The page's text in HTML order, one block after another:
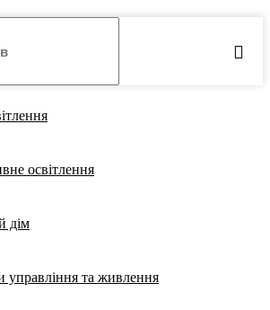
освітлення
дім
управління та живлення